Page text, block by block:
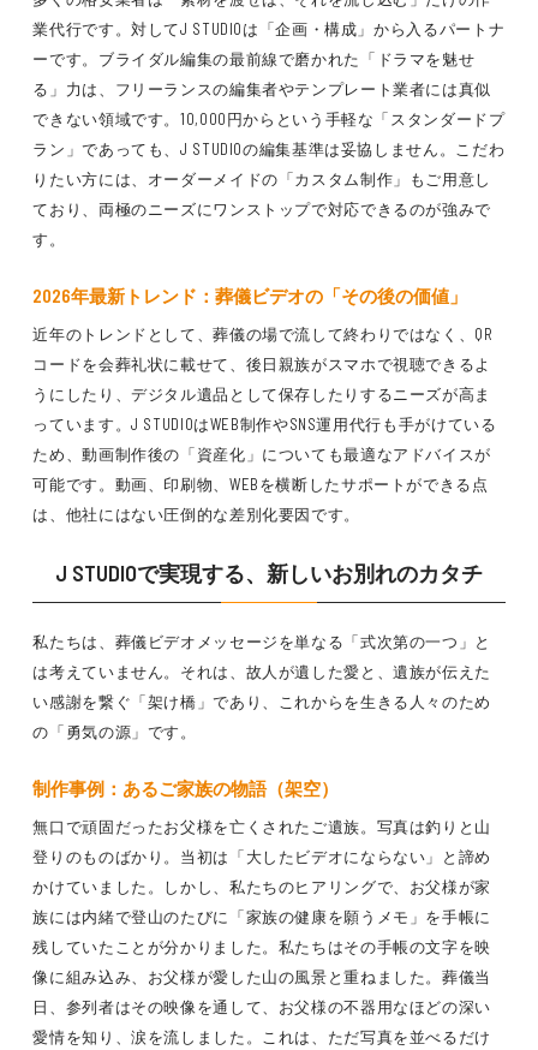
業代行です。対してJ STUDIOは「企画・構成」から入るパートナ
ーです。ブライダル編集の最前線で磨かれた「ドラマを魅せ
る」力は、フリーランスの編集者やテンプレート業者には真似
できない領域です。10,000円からという手軽な「スタンダードプ
ラン」であっても、J STUDIOの編集基準は妥協しません。こだわ
りたい方には、オーダーメイドの「カスタム制作」もご用意し
ており、両極のニーズにワンストップで対応できるのが強みで
す。
2026年最新トレンド：葬儀ビデオの「その後の価値」
近年のトレンドとして、葬儀の場で流して終わりではなく、QR
コードを会葬礼状に載せて、後日親族がスマホで視聴できるよ
うにしたり、デジタル遺品として保存したりするニーズが高ま
っています。J STUDIOはWEB制作やSNS運用代行も手がけている
ため、動画制作後の「資産化」についても最適なアドバイスが
可能です。動画、印刷物、WEBを横断したサポートができる点
は、他社にはない圧倒的な差別化要因です。
J STUDIOで実現する、新しいお別れのカタチ
私たちは、葬儀ビデオメッセージを単なる「式次第の一つ」と
は考えていません。それは、故人が遺した愛と、遺族が伝えた
い感謝を繋ぐ「架け橋」であり、これからを生きる人々のため
の「勇気の源」です。
制作事例：あるご家族の物語（架空）
無口で頑固だったお父様を亡くされたご遺族。写真は釣りと山
登りのものばかり。当初は「大したビデオにならない」と諦め
かけていました。しかし、私たちのヒアリングで、お父様が家
族には内緒で登山のたびに「家族の健康を願うメモ」を手帳に
残していたことが分かりました。私たちはその手帳の文字を映
像に組み込み、お父様が愛した山の風景と重ねました。葬儀当
日、参列者はその映像を通して、お父様の不器用なほどの深い
愛情を知り、涙を流しました。これは、ただ写真を並べるだけ